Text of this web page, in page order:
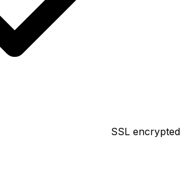
SSL encrypted